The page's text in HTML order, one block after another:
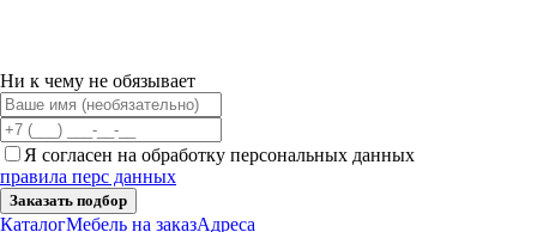
Ни к чему не обязывает
Я согласен на обработку персональных данных
правила перс данных
Заказать подбор
КаталогМебель на заказАдреса